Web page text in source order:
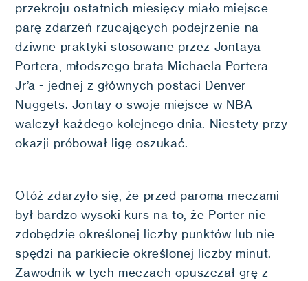
przekroju ostatnich miesięcy miało miejsce
parę zdarzeń rzucających podejrzenie na
dziwne praktyki stosowane przez Jontaya
Portera, młodszego brata Michaela Portera
Jr’a - jednej z głównych postaci Denver
Nuggets. Jontay o swoje miejsce w NBA
walczył każdego kolejnego dnia. Niestety przy
okazji próbował ligę oszukać.
Otóż zdarzyło się, że przed paroma meczami
był bardzo wysoki kurs na to, że Porter nie
zdobędzie określonej liczby punktów lub nie
spędzi na parkiecie określonej liczby minut.
Zawodnik w tych meczach opuszczał grę z